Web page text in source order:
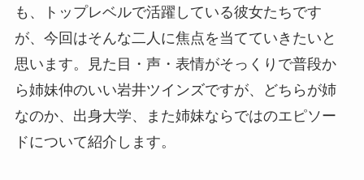
も、トップレベルで活躍している彼女たちです
が、今回はそんな二人に焦点を当てていきたいと
思います。見た目・声・表情がそっくりで普段か
ら姉妹仲のいい岩井ツインズですが、どちらが姉
なのか、出身大学、また姉妹ならではのエピソー
ドについて紹介します。